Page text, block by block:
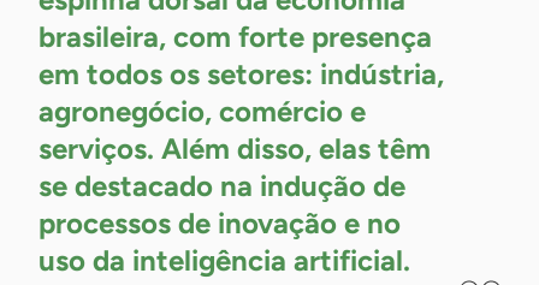
brasileira, com forte presença
em todos os setores: indústria,
agronegócio, comércio e
serviços. Além disso, elas têm
se destacado na indução de
processos de inovação e no
uso da inteligência artificial.